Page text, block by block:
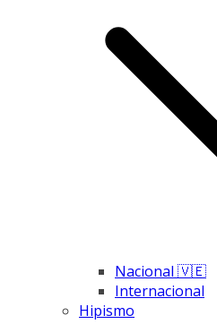
Nacional 🇻🇪
Internacional
Hipismo